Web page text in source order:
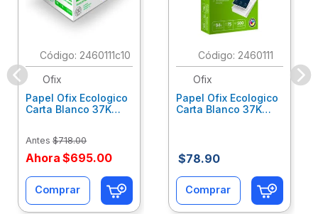
: 2460111c10
Ofix
Papel Ofix Ecologico
Carta Blanco 37K
Antes $718.00
Ahora $695.00
Comprar
: 2460111
Ofix
Papel Ofix Ecologico
Carta Blanco 37K
$78.90
Comprar